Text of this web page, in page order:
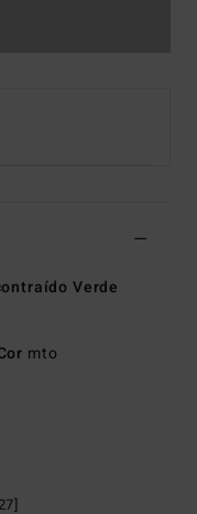
Verde
mto